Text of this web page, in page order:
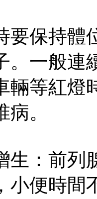
保持體
。一般連
輛等紅燈
。
前列腺
小便時間